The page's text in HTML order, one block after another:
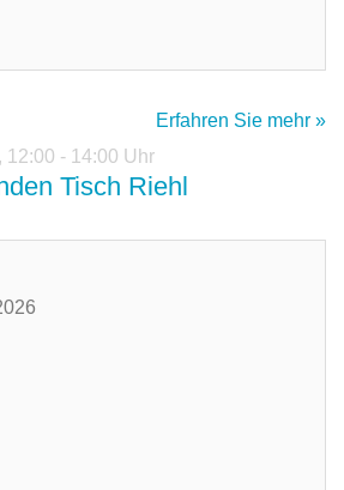
Erfahren Sie mehr »
, 12:00 - 14:00 Uhr
Tisch Riehl